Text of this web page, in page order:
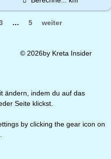
… 5 weiter
© 2026by Kreta Insider
ändern, indem du auf das
Seite klickst.
by clicking the gear icon on